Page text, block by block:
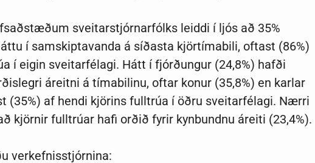
sveitarstjórnarfólks leiddi í ljós að 35%
í samskiptavanda á síðasta kjörtímabili, oftast (86%)
í eigin sveitarfélagi. Hátt í fjórðungur (24,8%) hafði
áreitni á tímabilinu, oftar konur (35,8%) en karlar
(35%) af hendi kjörins fulltrúa í öðru sveitarfélagi. Nærri
kjörnir fulltrúar hafi orðið fyrir kynbundnu áreiti (23,4%).
verkefnisstjórnina: